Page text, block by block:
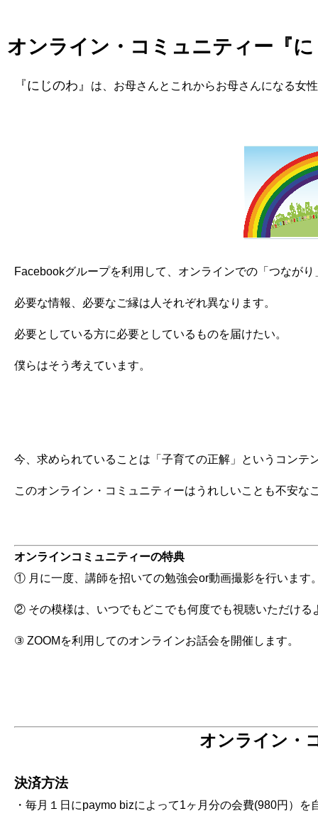
オンライン・コミュニティー『
『にじのわ』 は、お母さんとこれからお母さんになる女
Facebookグループを利用して、オンラインでの「つなが
必要な情報、必要なご縁は人それぞれ異なります。
必要としている方に必要としているものを届けたい。
僕らはそう考えています。
今、求められていることは「子育ての正解」というコン
このオンライン・コミュニティーはうれしいことも不安
オンラインコミュニティーの特典
① 月に一度、講師を招いての勉強会or動画撮影を行います
② その模様は、いつでもどこでも何度でも視聴いただける
③ ZOOMを利用してのオンラインお話会を開催します。
オンライン・
決済方法
・毎月１日にpaymo bizによって1ヶ月分の会費(980円）